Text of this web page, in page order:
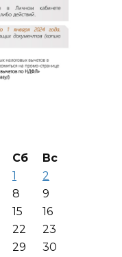
Сб
Вс
1
2
8
9
15
16
22
23
29
30